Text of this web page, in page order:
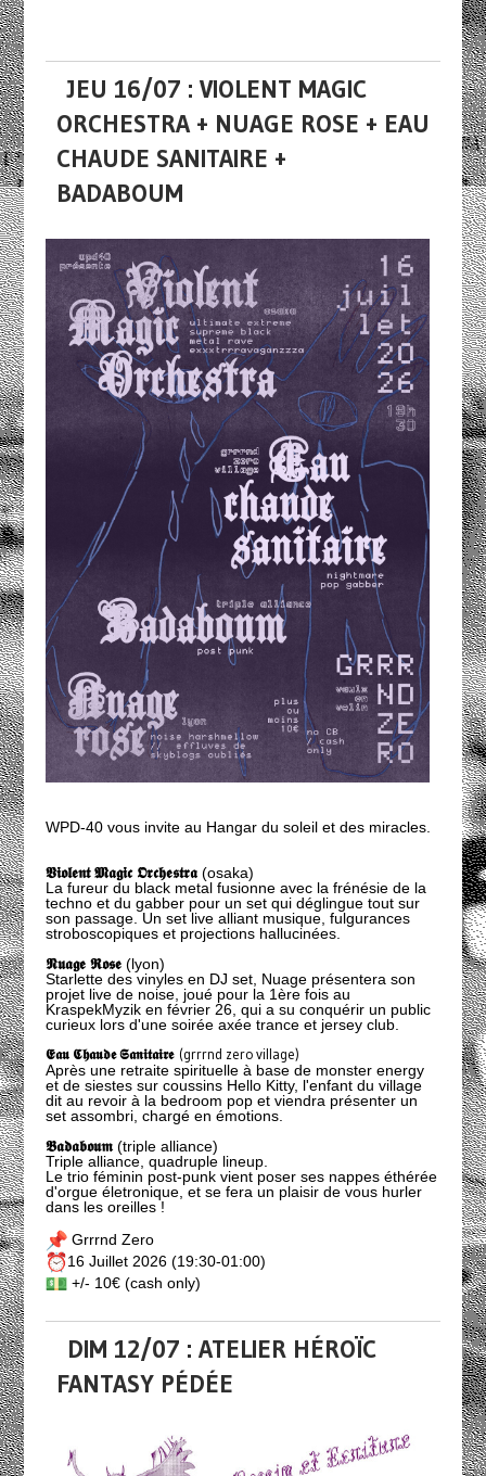
JEU 16/07 : VIOLENT MAGIC
ORCHESTRA + NUAGE ROSE + EAU
CHAUDE SANITAIRE +
BADABOUM
WPD-40 vous invite au Hangar du soleil et des miracles.
𝖁𝖎𝖔𝖑𝖊𝖓𝖙 𝕸𝖆𝖌𝖎𝖈 𝕺𝖗𝖈𝖍𝖊𝖘𝖙𝖗𝖆(osaka)
La fureur du black metal fusionne avec la frénésie de la
techno et du gabber pour un set qui déglingue tout sur
son passage. Un set live alliant musique, fulgurances
stroboscopiques et projections hallucinées.
𝕹𝖚𝖆𝖌𝖊 𝕽𝖔𝖘𝖊(lyon)
Starlette des vinyles en DJ set, Nuage présentera son
projet live de noise, joué pour la 1ère fois au
KraspekMyzik en février 26, qui a su conquérir un public
curieux lors d'une soirée axée trance et jersey club.
𝕰𝖆𝖚 𝕮𝖍𝖆𝖚𝖉𝖊 𝕾𝖆𝖓𝖎𝖙𝖆𝖎𝖗𝖊 (grrrnd zero village)
Après une retraite spirituelle à base de monster energy
et de siestes sur coussins Hello Kitty, l'enfant du village
dit au revoir à la bedroom pop et viendra présenter un
set assombri, chargé en émotions.
𝕭𝖆𝖉𝖆𝖇𝖔𝖚𝖒(triple alliance)
Triple alliance, quadruple lineup.
Le trio féminin post-punk vient poser ses nappes éthérée
d'orgue életronique, et se fera un plaisir de vous hurler
dans les oreilles !
Grrrnd Zero
16 Juillet 2026 (19:30-01:00)
+/- 10€ (cash only)
DIM 12/07 : ATELIER HÉROÏC
FANTASY PÉDÉE